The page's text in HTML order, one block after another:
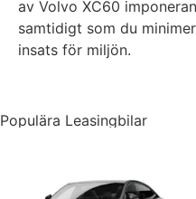
av Volvo XC60
samtidigt som du
insats för miljön.
Populära Leasingbilar